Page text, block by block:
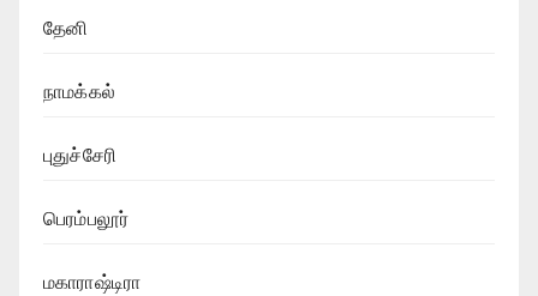
தேனி
நாமக்கல்
புதுச்சேரி
பெரம்பலூர்
மகாராஷ்டிரா